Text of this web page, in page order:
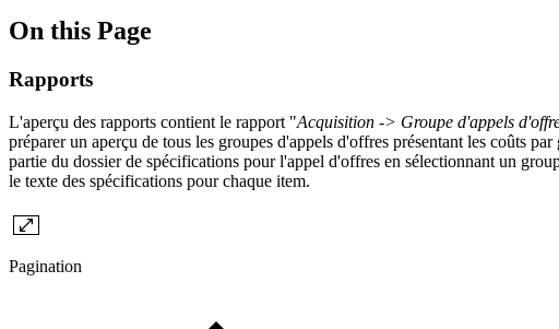
On this Page
Rapports
L'aperçu des rapports contient le rapport "Acquisition -> Groupe d'appels
préparer un aperçu de tous les groupes d'appels d'offres présentant les coûts
partie du dossier de spécifications pour l'appel d'offres en sélectionnant un
le texte des spécifications pour chaque item.
Pagination